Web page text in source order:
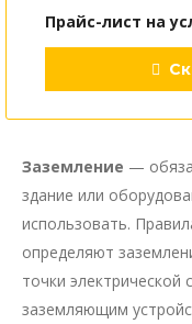
Прайс-лист на
Заземление —
здание или
использовать.
определяют
точки электрической
заземляющим